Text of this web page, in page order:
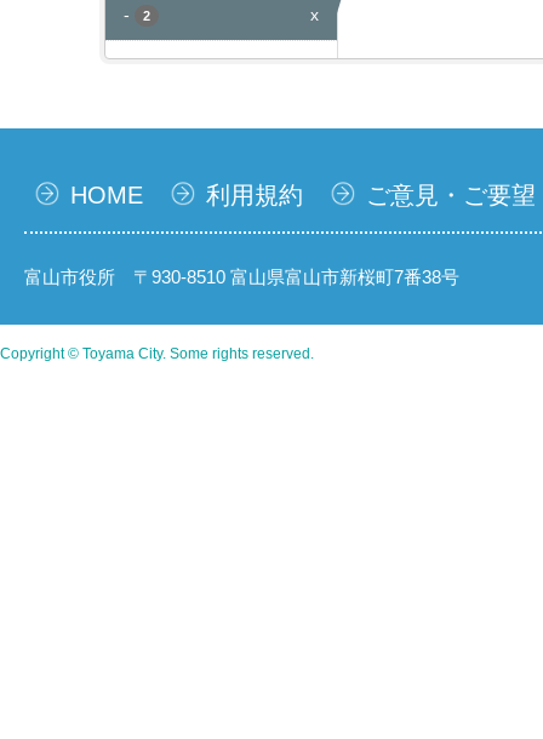
-
2 x
HOME 利用規約 ご意見・ご要望
富山市役所 〒930-8510 富山県富山市新桜町7番38号
Copyright © Toyama City. Some rights reserved.